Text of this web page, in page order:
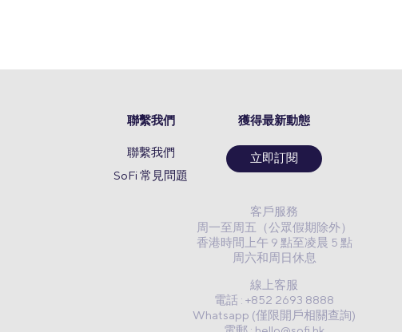
聯繫我們
聯繫我們
SoFi 常見問題
獲得最新動態
立即訂閱
客戶服務
周一至周五（公眾假期除外）
香港時間上午 9 點至凌晨 5 點
周六和周日休息
線上客服
電話 : +852 2693 8888
Whatsapp (僅限開戶相關查詢)